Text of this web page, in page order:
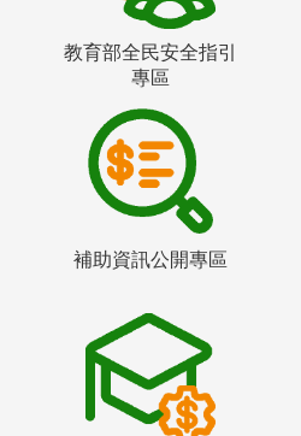
教育部全民安全指引
專區
補助資訊公開專區